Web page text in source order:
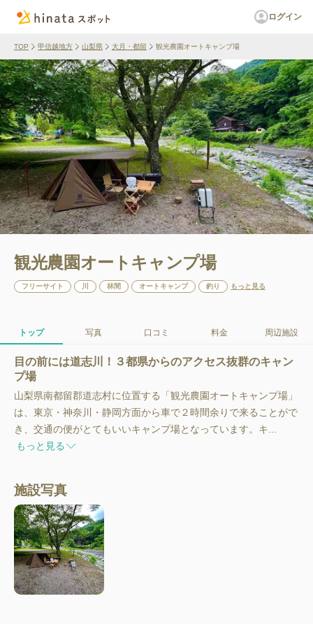
ログイン
TOP 甲信越地方 山梨県 大月・都留 観光農園オートキャンプ場
観光農園オートキャンプ場
フリーサイト 林間 オートキャンプ 釣り もっと見る
トップ 写真 口コミ 料金 周辺施設
目の前には道志川！３都県からのアクセス抜群のキャン
プ場
山梨県南都留郡道志村に位置する「観光農園オートキャンプ場」
は、東京・神奈川・静岡方面から車で２時間余りで来ることがで
き、交通の便がとてもいいキャンプ場となっています。キ...
もっと見る
施設写真